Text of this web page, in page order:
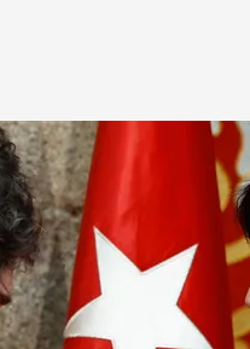
Sánchez
Internacional de